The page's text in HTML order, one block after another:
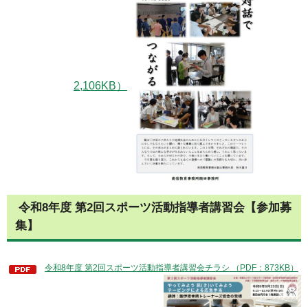
2,106KB）
令和8年度 第2回スポーツ活動指導者講習会【参加募
集】
令和8年度 第2回スポーツ活動指導者講習会チラシ （PDF：873KB）